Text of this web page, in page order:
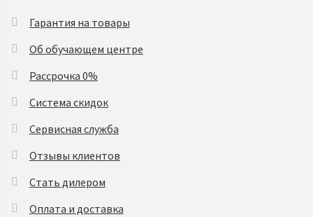
Гарантия на товары
Об обучающем центре
Рассрочка 0%
Система скидок
Сервисная служба
Отзывы клиентов
Стать дилером
Оплата и доставка